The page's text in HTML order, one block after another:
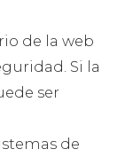
de la web
Si la
ser
de